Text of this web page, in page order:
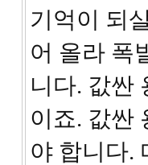
기억이 되
어 올라 폭
니다. 값싼
이죠. 값싼
야 합니다.